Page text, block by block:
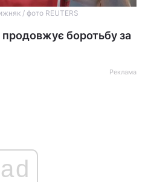
/ фото REUTERS
боротьбу за
Реклама
ad